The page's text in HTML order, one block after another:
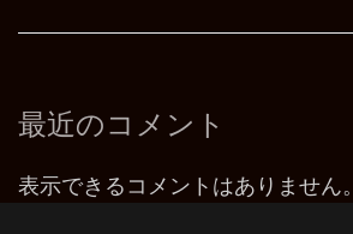
最近のコメント
表示できるコメントはありません。